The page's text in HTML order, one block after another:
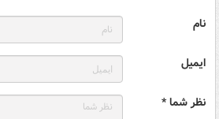
نام
ایمیل
نظر شما *